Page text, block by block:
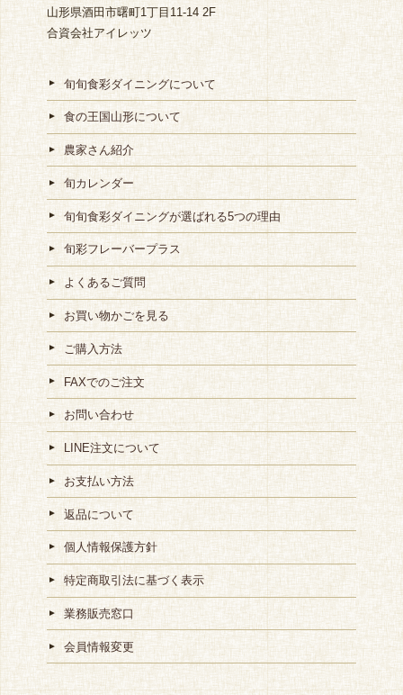
山形県酒田市曙町1丁目11-14 2F
合資会社アイレッツ
旬旬食彩ダイニングについて
食の王国山形について
農家さん紹介
旬カレンダー
旬旬食彩ダイニングが選ばれる5つの理由
旬彩フレーバープラス
よくあるご質問
お買い物かごを見る
ご購入方法
FAXでのご注文
お問い合わせ
LINE注文について
お支払い方法
返品について
個人情報保護方針
特定商取引法に基づく表示
業務販売窓口
会員情報変更